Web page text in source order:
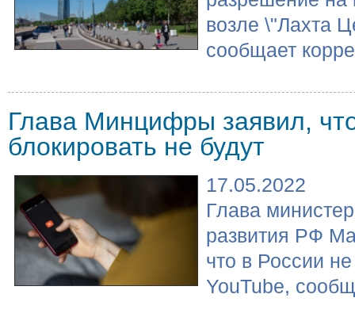
возле \"Лахта
сообщает
Глава Минцифры заявил,
блокировать не будут
17.05.2022
Глава
развития РФ
что в России
YouTube,